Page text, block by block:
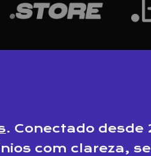
. Conectado desde
com clareza,